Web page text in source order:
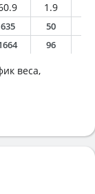
1.9
635 50
96
веса,